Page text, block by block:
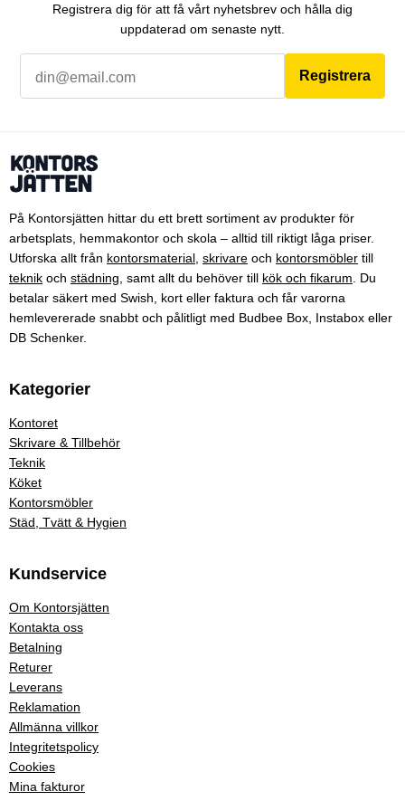
Registrera dig för att få vårt nyhetsbrev och hålla dig
uppdaterad om senaste nytt.
Registrera
På Kontorsjätten hittar du ett brett sortiment av produkter för
arbetsplats, hemmakontor och skola – alltid till riktigt låga priser.
Utforska allt från kontorsmaterial skrivare och kontorsmöbler till
teknik och städning , samt allt du behöver till kök och fikarum . Du
betalar säkert med Swish, kort eller faktura och får varorna
hemlevererade snabbt och pålitligt med Budbee Box, Instabox eller
DB Schenker.
Kategorier
Kontoret
Skrivare & Tillbehör
Teknik
Köket
Kontorsmöbler
Städ, Tvätt & Hygien
Kundservice
Om Kontorsjätten
Kontakta oss
Betalning
Returer
Leverans
Reklamation
Allmänna villkor
Integritetspolicy
Cookies
Mina fakturor